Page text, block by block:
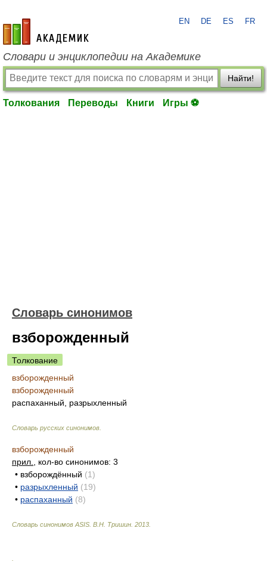
academic.ru
EN DE ES FR
Словари и энциклопедии на Академике
Найти!
Толкования Переводы Книги Игры ⚽
Словарь синонимов
взборожденный
Толкование
взборожденный
взборожденный
распаханный, разрыхленный
Словарь русских синонимов
взборожденный
прил.
, кол-во синонимов: 3
• взборождённый (1)
• разрыхленный (19)
• распаханный (8)
Словарь синонимов ASIS. В.Н. Тришин 2013